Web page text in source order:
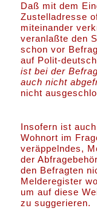
Daß mit dem
Zustelladresse
miteinander
veranlaßte den
schon vor
auf Polit-
ist bei der
auch nicht
nicht
Insofern ist
Wohnort im
veräppelndes,
der
den Befragten
Melderegister
um auf diese
zu suggerieren.